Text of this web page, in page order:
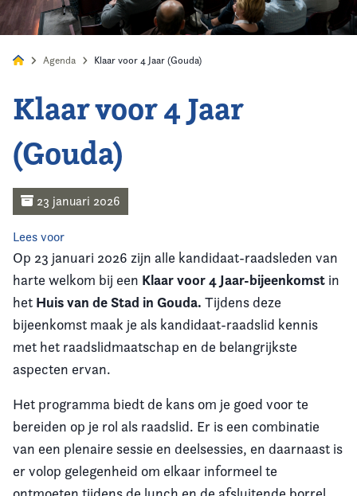
Home
Agenda
Nieuws
Opleiding
Kennis & Informatie
Vereniging
Contact
Agenda Klaar voor 4 Jaar (Gouda)
Klaar voor 4 Jaar
(Gouda)
23 januari 2026
Lees voor
Op 23 januari 2026 zijn alle kandidaat-raadsleden van
harte welkom bij een Klaar voor 4 Jaar-bijeenkomst in
het Huis van de Stad in Gouda. Tijdens deze
bijeenkomst maak je als kandidaat-raadslid kennis
met het raadslidmaatschap en de belangrijkste
aspecten ervan.
Het programma biedt de kans om je goed voor te
bereiden op je rol als raadslid. Er is een combinatie
van een plenaire sessie en deelsessies, en daarnaast is
er volop gelegenheid om elkaar informeel te